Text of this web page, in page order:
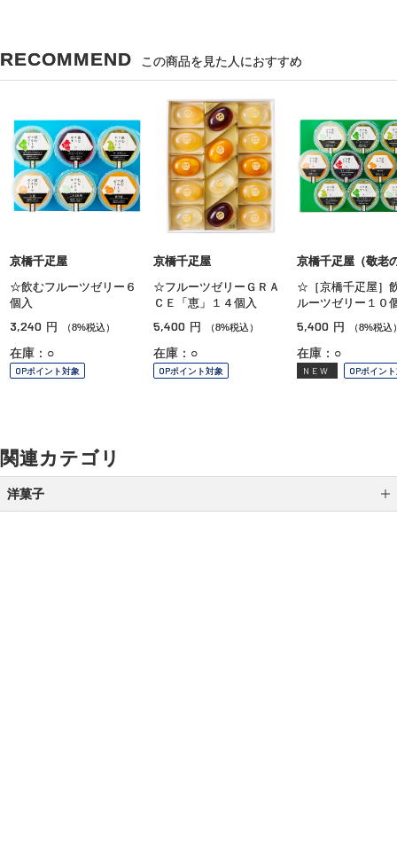
RECOMMEND この商品を見た人におすすめ
京橋千疋屋
☆飲むフルーツゼリー６
個入
3,240 円 （8%税込）
在庫：○
OPポイント対象
京橋千疋屋
☆フルーツゼリーＧＲＡ
ＣＥ「恵」１４個入
5,400 円 （8%税込）
在庫：○
OPポイント対象
京橋千疋屋（敬老
☆［京橋千疋屋］
ルーツゼリー１０
5,400 円 （8%税込
在庫：○
NEW OPポイン
関連カテゴリ
洋菓子